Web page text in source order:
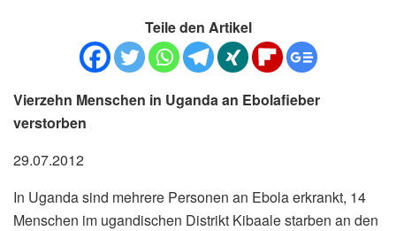
Teile den Artikel
Vierzehn Menschen in Uganda an Ebolafieber
verstorben
29.07.2012
In Uganda sind mehrere Personen an Ebola erkrankt, 14
Menschen im ugandischen Distrikt Kibaale starben an den